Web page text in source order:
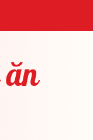
ăn